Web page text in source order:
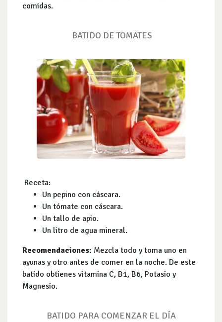
comidas.
BATIDO DE TOMATES
Receta:
Un pepino con cáscara.
Un tómate con cáscara.
Un tallo de apio.
Un litro de agua mineral.
Recomendaciones: Mezcla todo y toma uno en
ayunas y otro antes de comer en la noche. De este
batido obtienes vitamina C, B1, B6, Potasio y
Magnesio.
BATIDO PARA COMENZAR EL DÍA